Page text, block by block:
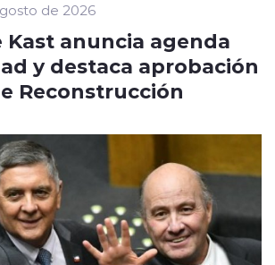
de 2026
Kast anuncia agenda
y destaca aprobación
Reconstrucción